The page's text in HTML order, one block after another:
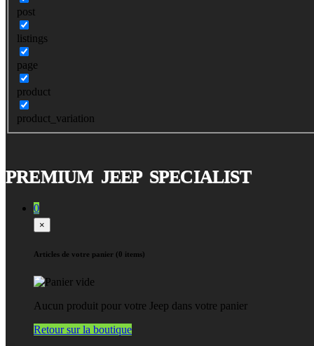
post
listings
page
product
product_variation
PREMIUM JEEP SPECIALIST
0
×
Articles de votre panier (0 items)
Aucun produit pour votre Jeep dans votre panier
Retour sur la boutique